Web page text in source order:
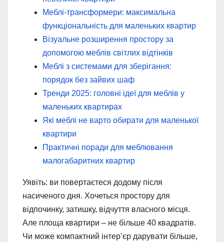
Меблі-трансформери: максимальна
функціональність для маленьких квартир
Візуальне розширення простору за
допомогою меблів світлих відтінків
Меблі з системами для зберігання:
порядок без зайвих шаф
Тренди 2025: головні ідеї для меблів у
маленьких квартирах
Які меблі не варто обирати для маленької
квартири
Практичні поради для меблювання
малогабаритних квартир
Уявіть: ви повертаєтеся додому після
насиченого дня. Хочеться простору для
відпочинку, затишку, відчуття власного місця.
Але площа квартири – не більше 40 квадратів.
Чи може компактний інтер’єр дарувати більше,